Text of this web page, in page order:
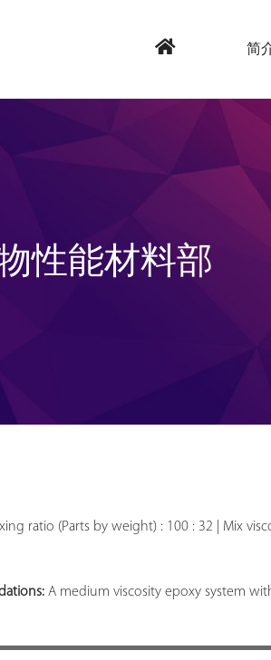
简
性能材料部
ratio (Parts by weight) : 100 : 32 | Mix
A medium viscosity epoxy system